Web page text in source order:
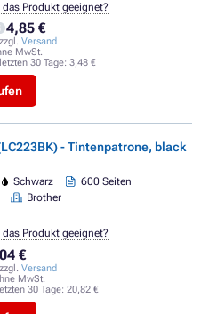
4,85 €
Versand
MwSt.
30 Tage: 3,48 €
Produkt geeignet?
- Tintenpatrone, black
Schwarz
600 Seiten
Brother
€
Versand
MwSt.
30 Tage: 20,82 €
Produkt geeignet?